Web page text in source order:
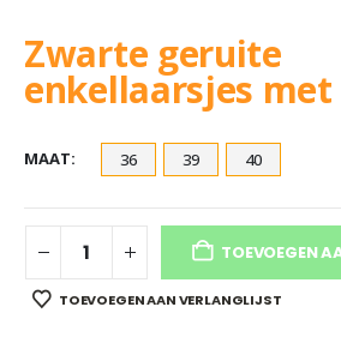
Zwarte geruite
enkellaarsjes
MAAT 36 39 40
TOEVOEGEN
TOEVOEGEN AAN VERLANGLIJST